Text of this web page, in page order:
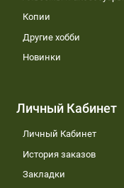
Копии
Другие хобби
Новинки
Личный Кабинет
Личный Кабинет
История заказов
Закладки